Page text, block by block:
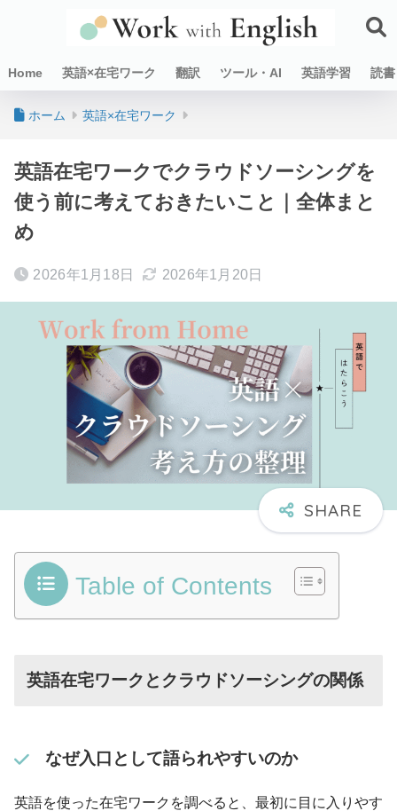
Home 英語×在宅ワーク 翻訳 ツール・AI 英語学習 読
ホーム 英語×在宅ワーク
英語在宅ワークでクラウドソーシングを
使う前に考えておきたいこと｜全体まと
め
2026年1月18日 2026年1月20日
Table of Contents
英語在宅ワークとクラウドソーシングの関係
なぜ入口として語られやすいのか
英語を使った在宅ワークを調べると、最初に目に入りやす